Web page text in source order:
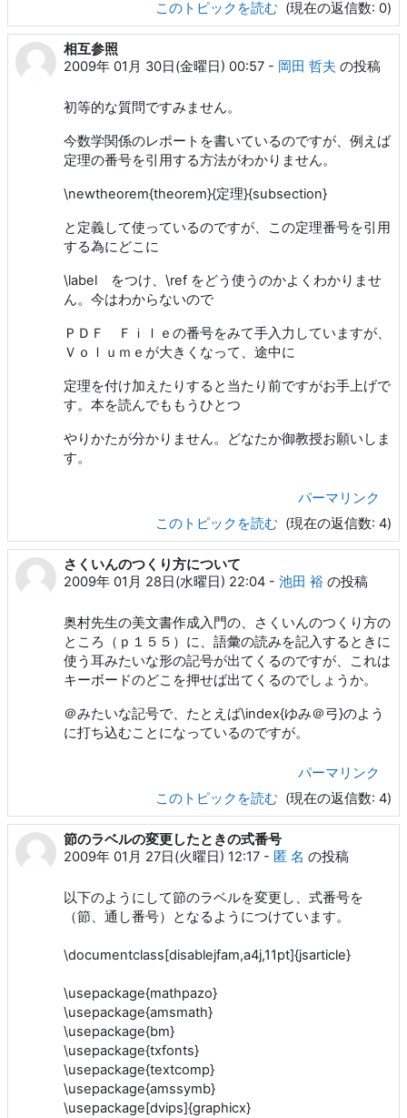
このトピックを読む (現在の返信数: 0)
相互参照
2009年 01月 30日(金曜日) 00:57 - 岡田 哲夫 の投稿
初等的な質問ですみません。
今数学関係のレポートを書いているのですが、例えば
定理の番号を引用する方法がわかりません。
\newtheorem{theorem}{定理}{subsection}
と定義して使っているのですが、この定理番号を引用
する為にどこに
\label をつけ、\ref をどう使うのかよくわかりませ
ん。今はわからないので
ＰＤＦ Ｆｉｌｅの番号をみて手入力していますが、
Ｖｏｌｕｍｅが大きくなって、途中に
定理を付け加えたりすると当たり前ですがお手上げで
す。本を読んでももうひとつ
やりかたが分かりません。どなたか御教授お願いしま
す。
パーマリンク
このトピックを読む (現在の返信数: 4)
さくいんのつくり方について
2009年 01月 28日(水曜日) 22:04 - 池田 裕 の投稿
奥村先生の美文書作成入門の、さくいんのつくり方の
ところ（ｐ１５５）に、語彙の読みを記入するときに
使う耳みたいな形の記号が出てくるのですが、これは
キーボードのどこを押せば出てくるのでしょうか。
＠みたいな記号で、たとえば\index{ゆみ＠弓}のよう
に打ち込むことになっているのですが。
パーマリンク
このトピックを読む (現在の返信数: 4)
節のラベルの変更したときの式番号
2009年 01月 27日(火曜日) 12:17 - 匿 名 の投稿
以下のようにして節のラベルを変更し、式番号を
（節、通し番号）となるようにつけています。
\documentclass[disablejfam,a4j,11pt]{jsarticle}
\usepackage{mathpazo}
\usepackage{amsmath}
\usepackage{bm}
\usepackage{txfonts}
\usepackage{textcomp}
\usepackage{amssymb}
\usepackage[dvips]{graphicx}